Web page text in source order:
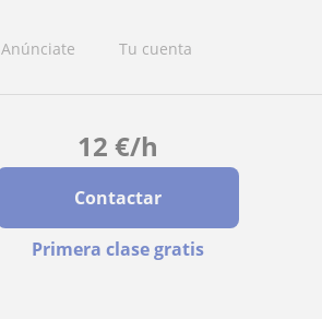
Anúnciate Tu cuenta
12 €/h
Contactar
Primera clase gratis